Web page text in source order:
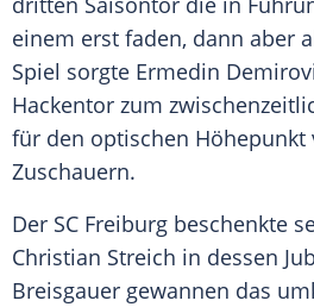
einem erst faden, dann aber
Spiel sorgte Ermedin
Hackentor zum
für den optischen Höhepunkt
Zuschauern.
Der SC Freiburg beschenkte
Christian Streich in dessen
Breisgauer gewannen das